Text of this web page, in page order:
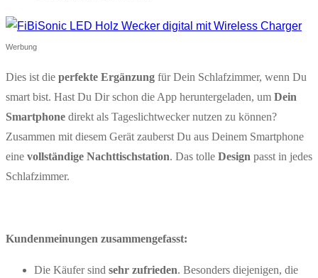
Werbung
Dies ist die perfekte Ergänzung für Dein Schlafzimmer, wenn Du
smart bist. Hast Du Dir schon die App heruntergeladen, um Dein
Smartphone direkt als Tageslichtwecker nutzen zu können?
Zusammen mit diesem Gerät zauberst Du aus Deinem Smartphone
eine vollständige Nachttischstation. Das tolle Design passt in jedes
Schlafzimmer.
Kundenmeinungen zusammengefasst:
Die Käufer sind sehr zufrieden. Besonders diejenigen, die